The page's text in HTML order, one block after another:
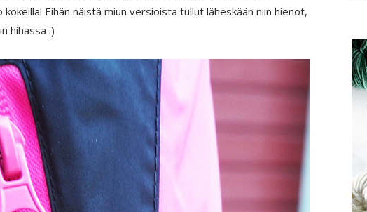
kokeilla! Eihän näistä miun versioista tullut läheskään niin hienot,
hihassa :)